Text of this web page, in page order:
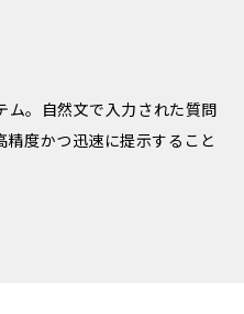
ム。自然文で入力された質問
度かつ迅速に提示すること